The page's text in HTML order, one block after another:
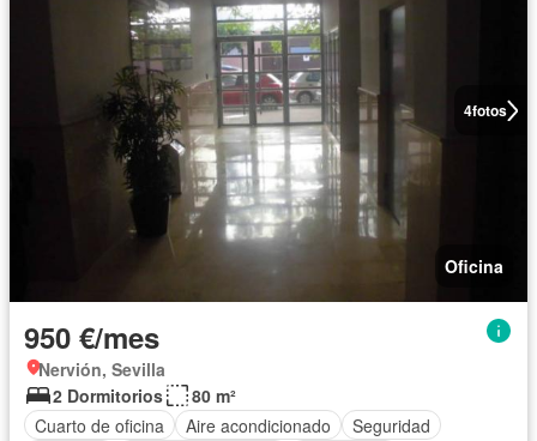
4fotos
Oficina
950 €/mes
Nervión, Sevilla
2 Dormitorios
80 m²
Cuarto de oficina
Aire acondicionado
Seguridad